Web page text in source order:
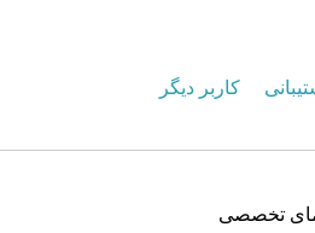
کاربر دیگر
تخصصی